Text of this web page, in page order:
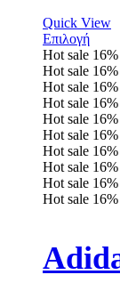
Quick View
Επιλογή
Hot sale 16%
Hot sale 16%
Hot sale 16%
Hot sale 16%
Hot sale 16%
Hot sale 16%
Hot sale 16%
Hot sale 16%
Hot sale 16%
Hot sale 16%